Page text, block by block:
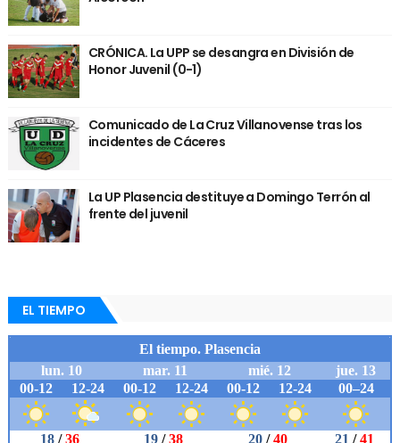
CRÓNICA. La UPP se desangra en División de
Honor Juvenil (0-1)
Comunicado de La Cruz Villanovense tras los
incidentes de Cáceres
La UP Plasencia destituye a Domingo Terrón al
frente del juvenil
EL TIEMPO